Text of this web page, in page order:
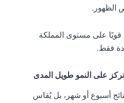
على مستوى المملكة
فقط.
على النمو طويل المدى
أسبوع أو شهر، بل يُقاس